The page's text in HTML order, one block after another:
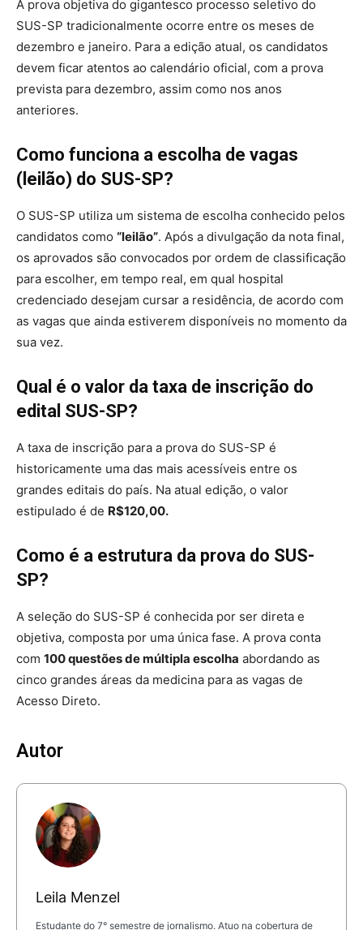
A prova objetiva do gigantesco processo seletivo do
SUS-SP tradicionalmente ocorre entre os meses de
dezembro e janeiro. Para a edição atual, os candidatos
devem ficar atentos ao calendário oficial, com a prova
prevista para dezembro, assim como nos anos
anteriores.
Como funciona a escolha de vagas
(leilão) do SUS-SP?
O SUS-SP utiliza um sistema de escolha conhecido pelos
candidatos como “leilão”. Após a divulgação da nota final,
os aprovados são convocados por ordem de classificação
para escolher, em tempo real, em qual hospital
credenciado desejam cursar a residência, de acordo com
as vagas que ainda estiverem disponíveis no momento da
sua vez.
Qual é o valor da taxa de inscrição do
edital SUS-SP?
A taxa de inscrição para a prova do SUS-SP é
historicamente uma das mais acessíveis entre os
grandes editais do país. Na atual edição, o valor
estipulado é de R$120,00.
Como é a estrutura da prova do SUS-
SP?
A seleção do SUS-SP é conhecida por ser direta e
objetiva, composta por uma única fase. A prova conta
com 100 questões de múltipla escolha abordando as
cinco grandes áreas da medicina para as vagas de
Acesso Direto.
Autor
Leila Menzel
Estudante do 7° semestre de jornalismo. Atuo na cobertura de